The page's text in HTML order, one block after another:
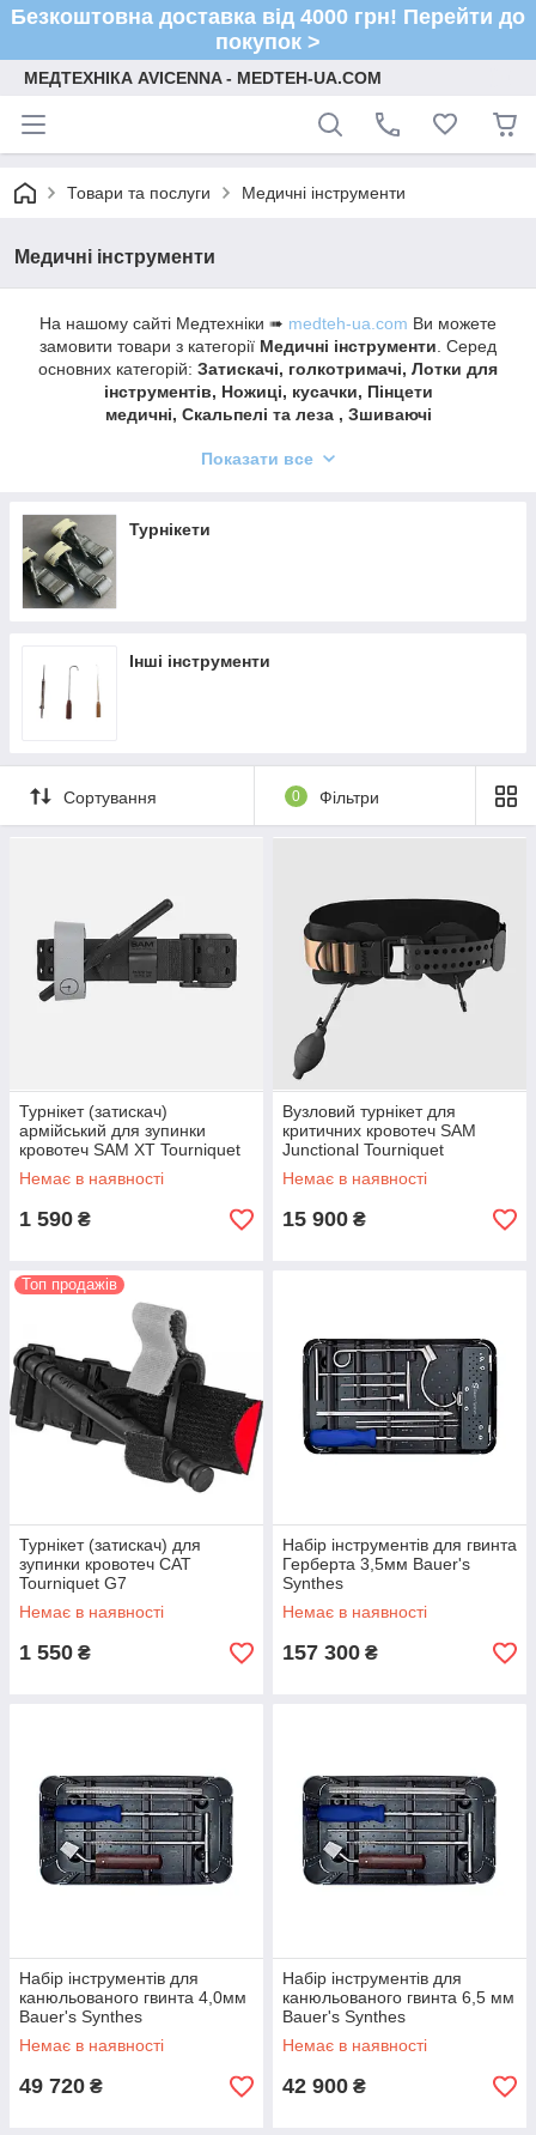
Безкоштовна доставка від 4000 грн! Перейти до
покупок >
МЕДТЕХНІКА AVICENNA - MEDTEH-UA.COM
Товари та послуги Медичні інструменти
Медичні інструменти
На нашому сайті Медтехніки ➠ medteh-ua.com Ви можете
замовити товари з категорії Медичні інструменти . Серед
основних категорій: Затискачі, голкотримачі, Лотки для
інструментів, Ножиці, кусачки, Пінцети
медичні, Скальпелі та леза , Зшиваючі
Швидка доставка ✔ Доступні ціни ✔ Широкий
Понад 7 років на ринку ✔ Оплата при отриманні ✔
Показати все
Турнікети
Інші інструменти
Сортування 0 Фільтри
Турнікет (затискач)
армійський для зупинки
кровотеч SAM XT Tourniquet
Немає в наявності
1 590 ₴
Вузловий турнікет для
критичних кровотеч SAM
Junctional Tourniquet
Немає в наявності
15 900 ₴
Топ продажів
Турнікет (затискач) для
зупинки кровотеч CAT
Tourniquet G7
Немає в наявності
1 550 ₴
Набір інструментів для гвинта
Герберта 3,5мм Bauer's
Synthes
Немає в наявності
157 300 ₴
Набір інструментів для
канюльованого гвинта 4,0мм
Bauer's Synthes
Немає в наявності
49 720 ₴
Набір інструментів для
канюльованого гвинта 6,5 мм
Bauer's Synthes
Немає в наявності
42 900 ₴